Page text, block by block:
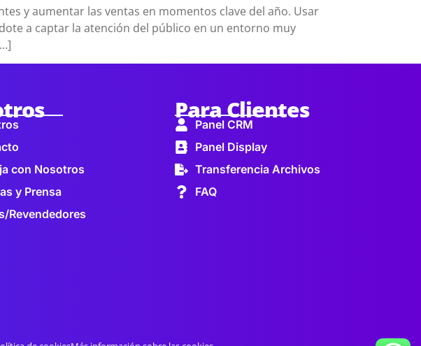
y aumentar las ventas en momentos clave del año. Usar
a captar la atención del público en un entorno muy
con Nosotros
y Prensa
Revendedores
Para Clientes
Panel CRM
Panel Display
Transferencia Archivos
FAQ